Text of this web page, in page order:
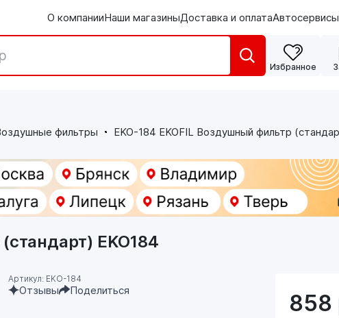
О компанииНаши магазиныДоставка и оплатаАвтосервисы
Избранное
фильтры EKO-184 EKOFIL Воздушный фильтр
EKO184
Артикул: EKO-184
Отзывы Поделиться 858